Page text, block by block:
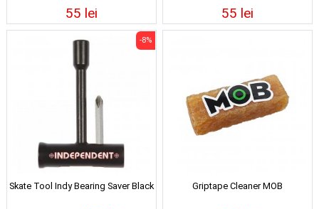
55 lei
Blue
55 lei
Skate Tool Indy Bearing Saver Black
-8%
Griptape Cleaner MOB